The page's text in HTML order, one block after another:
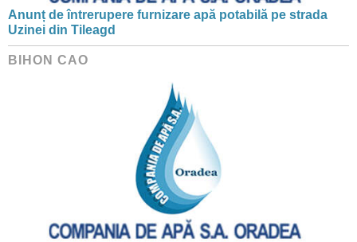
Anunț de întrerupere furnizare apă potabilă pe strada
Uzinei din Tileagd
BIHON CAO